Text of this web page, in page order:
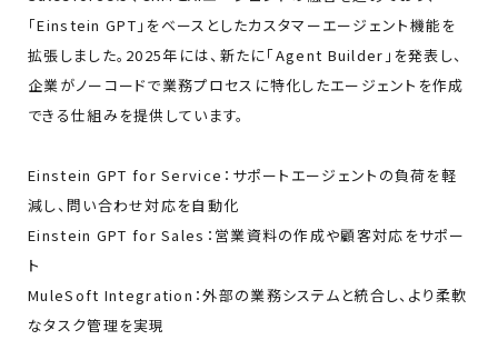
「Einstein GPT」をベースとしたカスタマーエージェント機能を
拡張しました。2025年には、新たに「Agent Builder」を発表し、
企業がノーコードで業務プロセスに特化したエージェントを作成
できる仕組みを提供しています。
Einstein GPT for Service：サポートエージェントの負荷を軽
減し、問い合わせ対応を自動化
Einstein GPT for Sales：営業資料の作成や顧客対応をサポー
ト
MuleSoft Integration：外部の業務システムと統合し、より柔軟
なタスク管理を実現